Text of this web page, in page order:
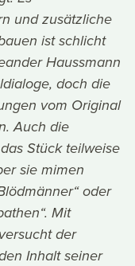
und zusätzliche
ist schlicht
Haussmann
doch die
vom Original
Auch die
Stück teilweise
sie mimen
oder
Mit
der
Inhalt seiner